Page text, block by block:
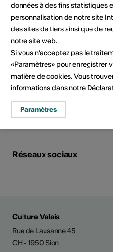
Institution / organisation
Voyage Steg
Drinks Food Culture
Kantonsstrasse 2
3940 Steg VS
Téléphone +41 27 933 65 64
Site Internet
Planifier un itinéraire
Transports publics
Réseaux sociaux
Culture Valais
Rue de Lausanne 45
CH - 1950 Sion
données à des fins statistiques
personnalisation de notre site
des sites de tiers ainsi que de
notre site web.
Si vous n’acceptez pas le
«Paramètres» pour enregistrer
matière de cookies. Vous
informations dans notre
Paramètres